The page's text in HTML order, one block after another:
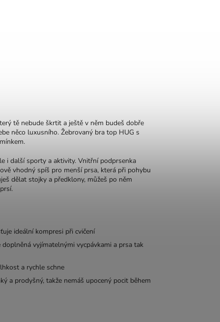
tě nebude škrtit a ještě v něm budeš dobře
něco luxusního. Žebrovaný bra top HUG s
i další sporty a aktivity. Vnitřní podprsenka
vhodný spíš pro menší prsa, která při pohybu
dělat stojky a předklony, můžeš po něm
ideální kompresi při cvičení
vyjímatelnými vycpávkami a prsa tak
a rychle schne
a prodyšný, takže nemáš upocený pocit během